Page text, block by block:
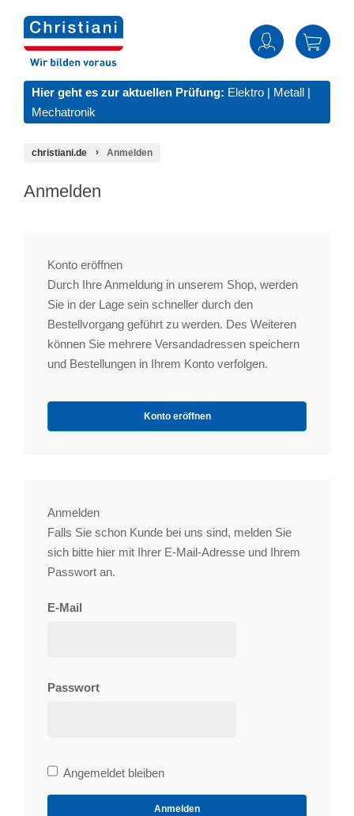
Hier geht es zur aktuellen Prüfung: Elektro | Metall |
Mechatronik
christiani.de Anmelden
Anmelden
Konto eröffnen
Durch Ihre Anmeldung in unserem Shop, werden
Sie in der Lage sein schneller durch den
Bestellvorgang geführt zu werden. Des Weiteren
können Sie mehrere Versandadressen speichern
und Bestellungen in Ihrem Konto verfolgen.
Konto eröffnen
Anmelden
Falls Sie schon Kunde bei uns sind, melden Sie
sich bitte hier mit Ihrer E-Mail-Adresse und Ihrem
Passwort an.
E-Mail
Passwort
Bleibe
angemeldet
Angemeldet bleiben
Anmelden